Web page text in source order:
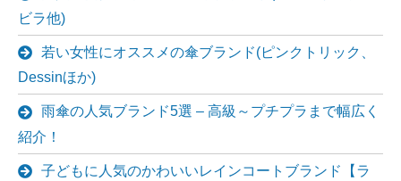
ビラ他)
若い女性にオススメの傘ブランド(ピンクトリック、
Dessinほか)
雨傘の人気ブランド5選 – 高級～プチプラまで幅広く
紹介！
子どもに人気のかわいいレインコートブランド【ラ